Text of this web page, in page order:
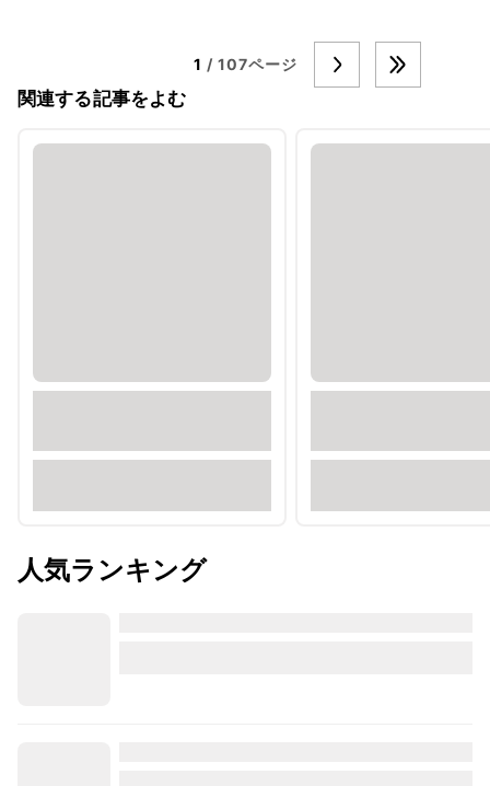
1 / 107ページ
関連する記事をよむ
人気ランキング